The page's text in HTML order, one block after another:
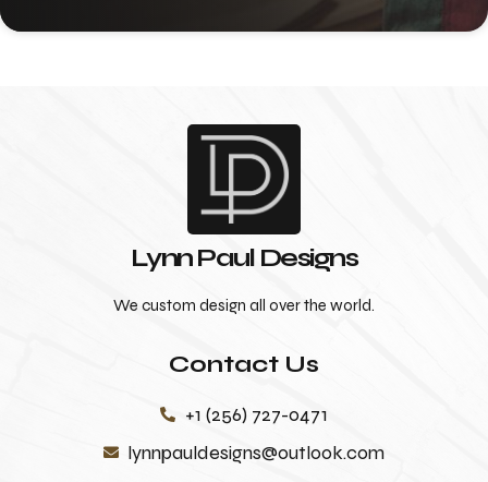
Lynn Paul Designs
We custom design all over the world.
Contact Us
+1 (256) 727-0471
lynnpauldesigns@outlook.com